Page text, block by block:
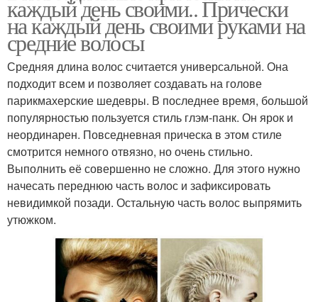
каждый день своими.. Прически
на каждый день своими руками на
средние волосы
Средняя длина волос считается универсальной. Она
подходит всем и позволяет создавать на голове
парикмахерские шедевры. В последнее время, большой
популярностью пользуется стиль глэм-панк. Он ярок и
неординарен. Повседневная прическа в этом стиле
смотрится немного отвязно, но очень стильно.
Выполнить её совершенно не сложно. Для этого нужно
начесать переднюю часть волос и зафиксировать
невидимкой позади. Остальную часть волос выпрямить
утюжком.